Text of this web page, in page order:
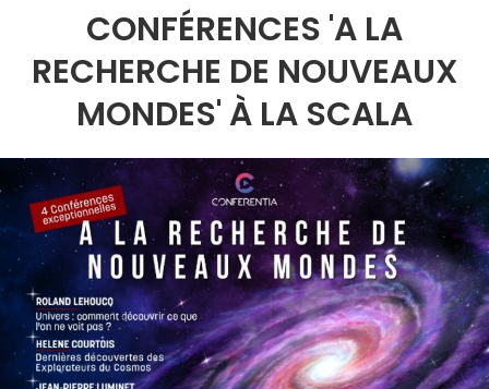
CONFÉRENCES 'A LA
RECHERCHE DE NOUVEAUX
MONDES' À LA SCALA